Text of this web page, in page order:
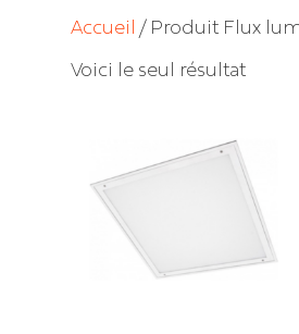
Accueil / Produit Flux
Voici le seul résultat